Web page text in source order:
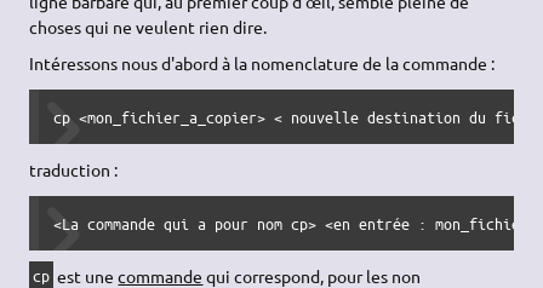
choses qui ne veulent rien dire.
Intéressons nous d'abord à la nomenclature de la commande :
cp <mon_fichier_a_copier> < nouvelle destination du
traduction :
<La commande qui a pour nom cp> <en entrée :
cp est unecommande qui correspond, pour les non